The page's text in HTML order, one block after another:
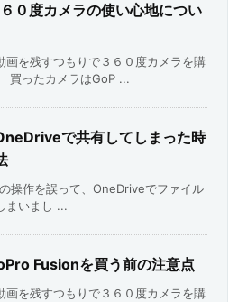
６０度カメラの使い心地につい
画を残すつもりで３６０度カメラを購
買ったカメラはGoP ...
で共有してしまった時
操作を誤って、OneDriveでファイル
まいまし ...
Fusionを買う前の注意点
画を残すつもりで３６０度カメラを購